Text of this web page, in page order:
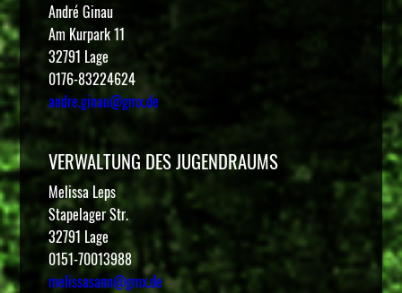
André Ginau
Am Kurpark 11
32791 Lage
0176-83224624
andre.ginau@gmx.de
VERWALTUNG DES JUGENDRAUMS
Melissa Leps
Stapelager Str.
32791 Lage
0151-70013988
melissasann@gmx.de